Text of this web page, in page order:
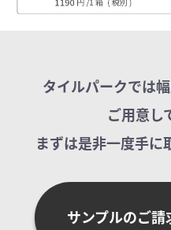
タイルパークでは
ご用意し
まずは是非一度手に
サンプルのご